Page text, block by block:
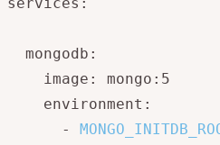
  mongodb:
    image: mongo:5
    environment:
      -